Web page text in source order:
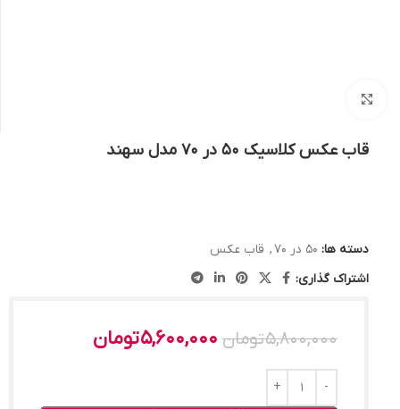
قاب عکس کلاسیک 50 در 70 مدل سهند
دسته ها: 50 در 70 , قاب عکس
اشتراک گذاری:
5,800,000تومان 5,600,000تومان